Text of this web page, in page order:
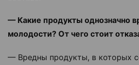
— Какие продукты однозначно
молодости? От чего стоит
— Вредны продукты, в которых